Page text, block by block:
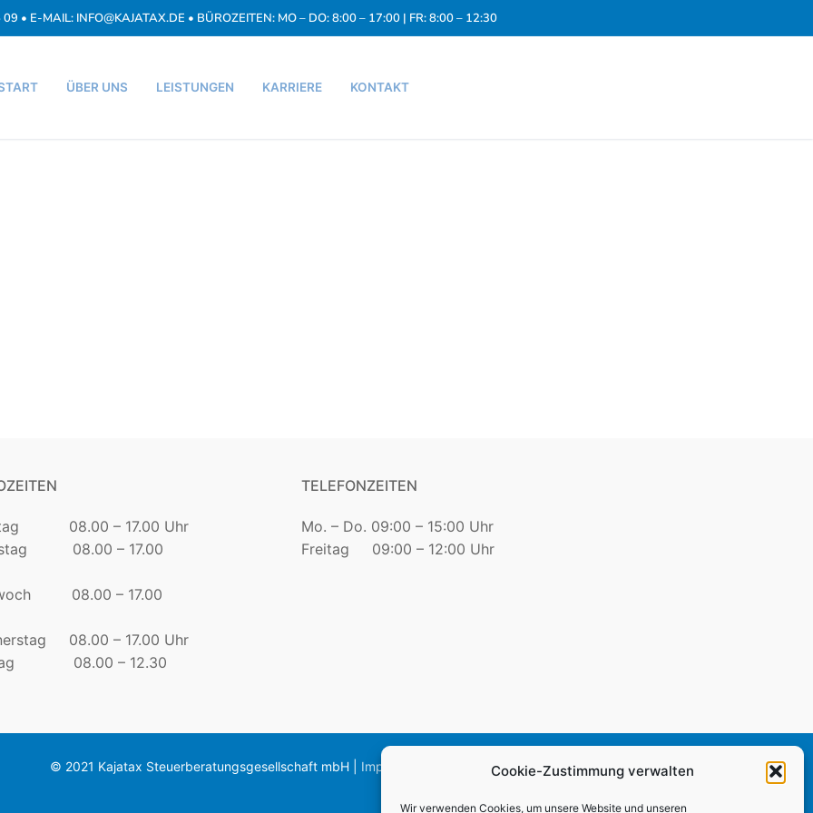
Cookie-Zustimmung verwalten
Wir verwenden Cookies, um unsere Website und unseren
• E-MAIL: INFO@KAJATAX.DE • BÜROZEITEN: MO – DO: 8:00 – 17:00 | FR: 8:00 – 12:30
ÜBER UNS LEISTUNGEN KARRIERE KONTAKT
08.00 – 17.00 Uhr
08.00 – 17.00
08.00 – 17.00
08.00 – 17.00 Uhr
08.00 – 12.30
TELEFONZEITEN
Mo. – Do. 09:00 – 15:00 Uhr
Freitag 09:00 – 12:00 Uhr
© 2021 Kajatax Steuerberatungsgesellschaft mbH | Impressum Datenschutz